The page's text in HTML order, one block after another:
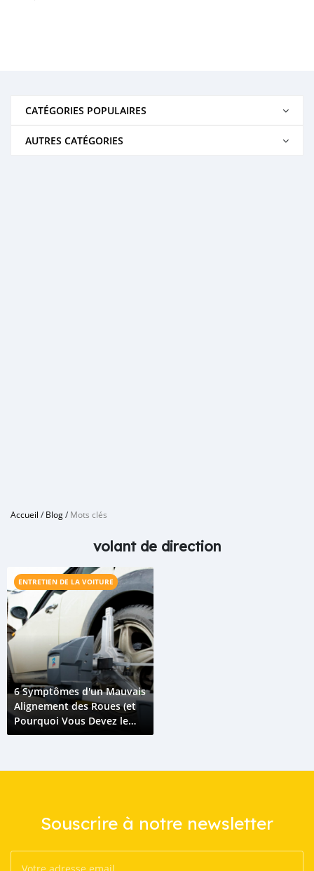
CATÉGORIES POPULAIRES
AUTRES CATÉGORIES
Accueil /Blog/Mots clés
volant de direction
ENTRETIEN DE LA VOITURE
6 Symptômes d'un Mauvais
Alignement des Roues (et
Pourquoi Vous Devez le
Réparer Immédiatement)
Souscrire à notre newsletter